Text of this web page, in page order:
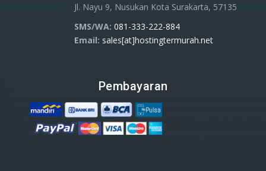
Jl. Nayu 9, Nusukan Kota Surakarta, 57135
SMS/WA: 081-333-222-884
Email: sales[at]hostingtermurah.net
Pembayaran